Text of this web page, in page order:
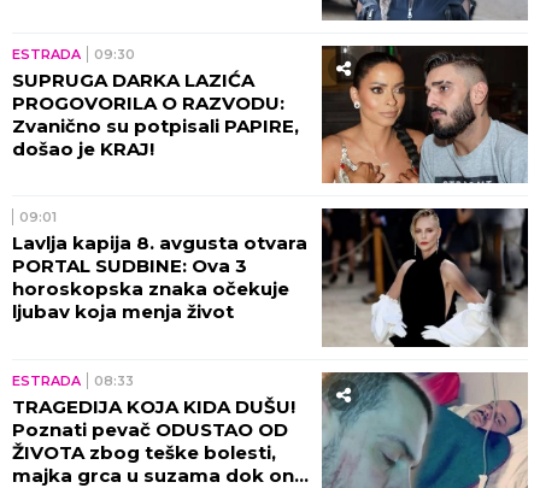
ESTRADA 09:30
SUPRUGA DARKA LAZIĆA
PROGOVORILA O RAZVODU:
Zvanično su potpisali PAPIRE,
došao je KRAJ!
09:01
Lavlja kapija 8. avgusta otvara
PORTAL SUDBINE: Ova 3
horoskopska znaka očekuje
ljubav koja menja život
ESTRADA 08:33
TRAGEDIJA KOJA KIDA DUŠU!
Poznati pevač ODUSTAO OD
ŽIVOTA zbog teške bolesti,
majka grca u suzama dok on